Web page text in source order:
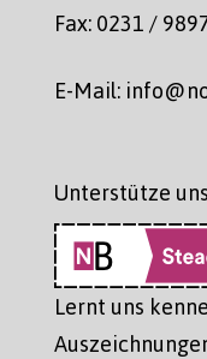
Fax: 0231 /
E-Mail:
Unterstütze
Lernt uns